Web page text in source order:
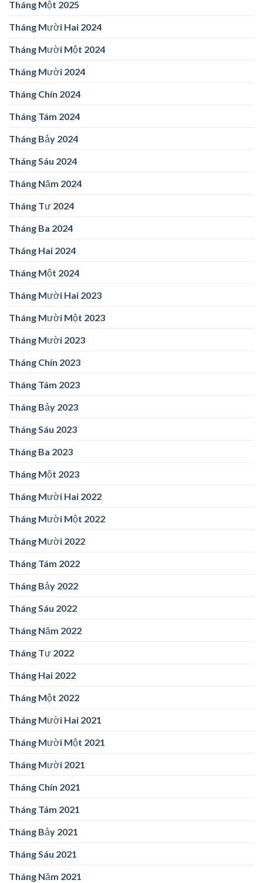
Tháng Một 2025
Tháng Mười Hai 2024
Tháng Mười Một 2024
Tháng Mười 2024
Tháng Chín 2024
Tháng Tám 2024
Tháng Bảy 2024
Tháng Sáu 2024
Tháng Năm 2024
Tháng Tư 2024
Tháng Ba 2024
Tháng Hai 2024
Tháng Một 2024
Tháng Mười Hai 2023
Tháng Mười Một 2023
Tháng Mười 2023
Tháng Chín 2023
Tháng Tám 2023
Tháng Bảy 2023
Tháng Sáu 2023
Tháng Ba 2023
Tháng Một 2023
Tháng Mười Hai 2022
Tháng Mười Một 2022
Tháng Mười 2022
Tháng Tám 2022
Tháng Bảy 2022
Tháng Sáu 2022
Tháng Năm 2022
Tháng Tư 2022
Tháng Hai 2022
Tháng Một 2022
Tháng Mười Hai 2021
Tháng Mười Một 2021
Tháng Mười 2021
Tháng Chín 2021
Tháng Tám 2021
Tháng Bảy 2021
Tháng Sáu 2021
Tháng Năm 2021